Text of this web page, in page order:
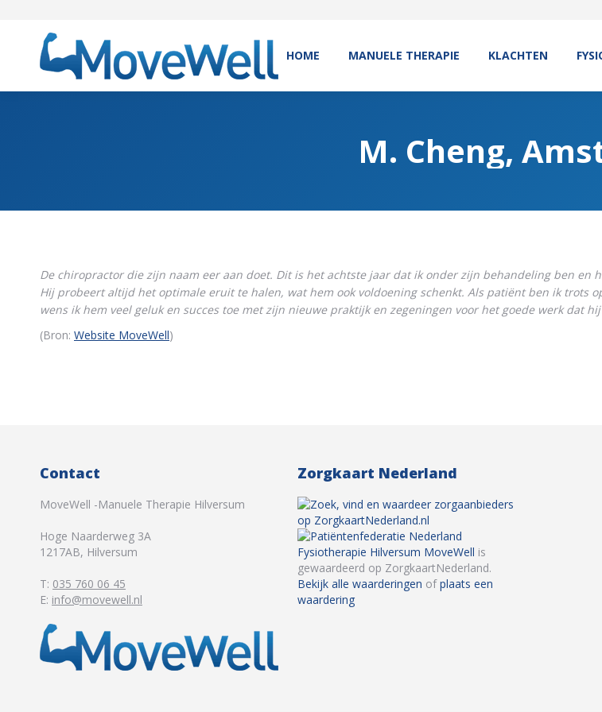
HOME MANUELE THERAPIE KLACHTEN
M. Cheng,
De chiropractor die zijn naam eer aan doet. Dit is het achtste jaar dat ik onder zijn behandeling ben en
Hij probeert altijd het optimale eruit te halen, wat hem ook voldoening schenkt. Als patiënt ben ik trots
wens ik hem veel geluk en succes toe met zijn nieuwe praktijk en zegeningen voor het goede werk dat
(Bron: Website MoveWell)
Contact
MoveWell -Manuele Therapie Hilversum
Hoge Naarderweg 3A
1217AB, Hilversum
T: 035 760 06 45
E: info@movewell.nl
Zorgkaart Nederland
Fysiotherapie Hilversum MoveWell is
gewaardeerd op ZorgkaartNederland.
Bekijk alle waarderingen ofplaats een
waardering